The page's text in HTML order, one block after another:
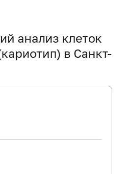
анализ клеток
в Санкт-